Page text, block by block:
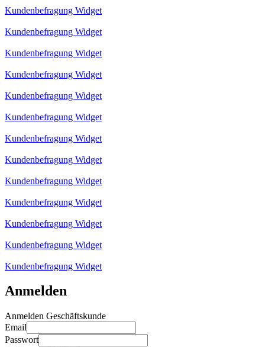
Kundenbefragung Widget
Kundenbefragung Widget
Kundenbefragung Widget
Kundenbefragung Widget
Kundenbefragung Widget
Kundenbefragung Widget
Kundenbefragung Widget
Kundenbefragung Widget
Kundenbefragung Widget
Kundenbefragung Widget
Kundenbefragung Widget
Kundenbefragung Widget
Kundenbefragung Widget
Anmelden
Anmelden Geschäftskunde
Email
Passwort